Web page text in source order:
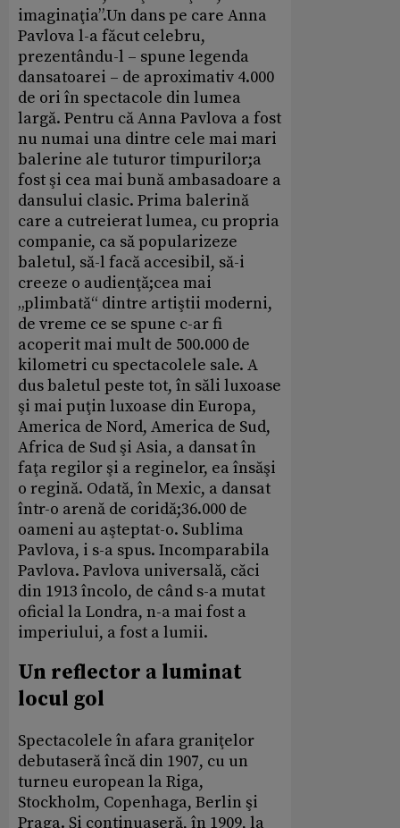
imaginaţia”.Un dans pe care Anna
Pavlova l-a făcut celebru,
prezentându-l – spune legenda
dansatoarei – de aproximativ 4.000
de ori în spectacole din lumea
largă. Pentru că Anna Pavlova a fost
nu numai una dintre cele mai mari
balerine ale tuturor timpurilor;a
fost şi cea mai bună ambasadoare a
dansului clasic. Prima balerină
care a cutreierat lumea, cu propria
companie, ca să popularizeze
baletul, să-l facă accesibil, să-i
creeze o audienţă;cea mai
„plimbată“ dintre artiştii moderni,
de vreme ce se spune c-ar fi
acoperit mai mult de 500.000 de
kilometri cu spectacolele sale. A
dus baletul peste tot, în săli luxoase
şi mai puţin luxoase din Europa,
America de Nord, America de Sud,
Africa de Sud şi Asia, a dansat în
faţa regilor şi a reginelor, ea însăşi
o regină. Odată, în Mexic, a dansat
într-o arenă de coridă;36.000 de
oameni au aşteptat-o. Sublima
Pavlova, i s-a spus. Incomparabila
Pavlova. Pavlova universală, căci
din 1913 încolo, de când s-a mutat
oficial la Londra, n-a mai fost a
imperiului, a fost a lumii.
Un reflector a luminat
locul gol
Spectacolele în afara graniţelor
debutaseră încă din 1907, cu un
turneu european la Riga,
Stockholm, Copenhaga, Berlin şi
Praga. Şi continuaseră, în 1909, la